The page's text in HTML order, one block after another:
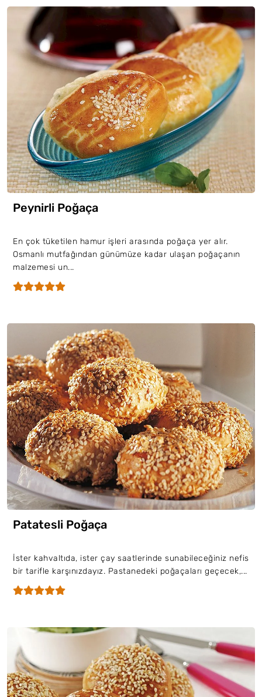
Peynirli Poğaça
En çok tüketilen hamur işleri arasında poğaça yer alır.
Osmanlı mutfağından günümüze kadar ulaşan poğaçanın
malzemesi un...
Patatesli Poğaça
İster kahvaltıda, ister çay saatlerinde sunabileceğiniz nefis
bir tarifle karşınızdayız. Pastanedeki poğaçaları geçecek,...